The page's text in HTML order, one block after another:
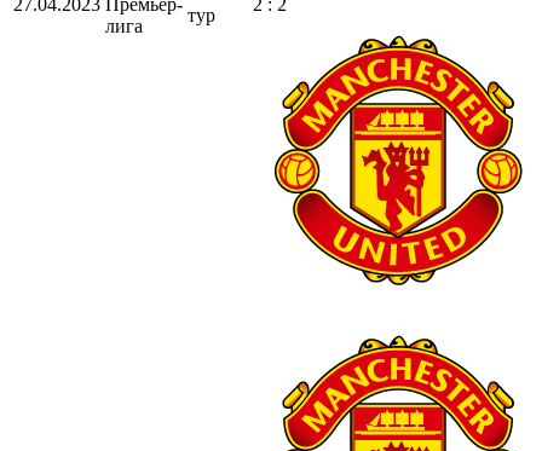
лига
тур